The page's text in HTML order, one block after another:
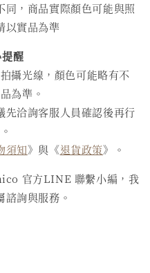
同，商品實際顏色可能與照
以實品為準
醒
攝光線，顏色可能略有不
為準。
先洽詢客服人員確認後再行
須知》與《退貨政策》。
官方LINE 聯繫小編，我
諮詢與服務。